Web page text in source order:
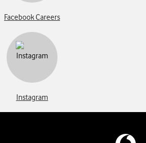
Facebook Careers
Instagram